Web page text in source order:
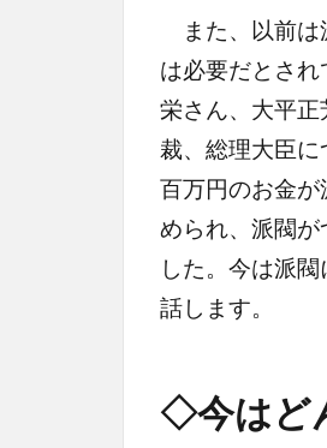
また、以前は
は必要だとさ
栄さん、大平
裁、総理大臣
百万円のお金
められ、派閥
した。今は派
話します。
◇今はど